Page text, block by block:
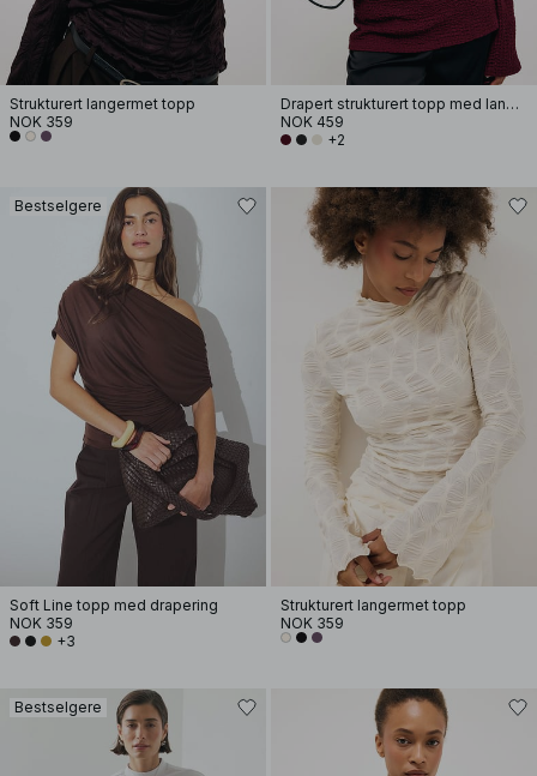
Strukturert langermet topp
NOK 359
Drapert strukturert topp med lange ermer
NOK 459
+2
Bestselgere
Soft Line topp med drapering
NOK 359
+3
Strukturert langermet topp
NOK 359
Bestselgere